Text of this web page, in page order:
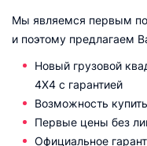
Мы являемся первым
и поэтому предлагаем
Новый грузовой
4X4 с гарантией
Возможность
Первые цены без
Официальное